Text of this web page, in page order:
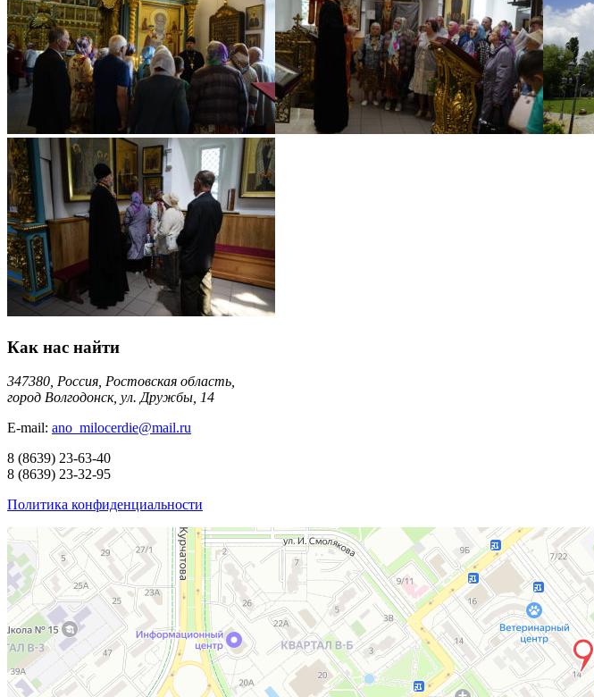
Как нас найти
347380, Россия, Ростовская область,
город Волгодонск, ул. Дружбы, 14
E-mail: ano_milocerdie@mail.ru
8 (8639) 23-63-40
8 (8639) 23-32-95
Политика конфиденциальности